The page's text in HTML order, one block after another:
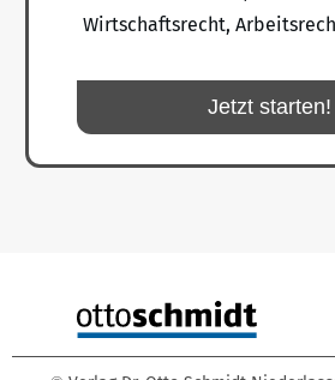
Wirtschaftsrecht,
Jetzt starten!